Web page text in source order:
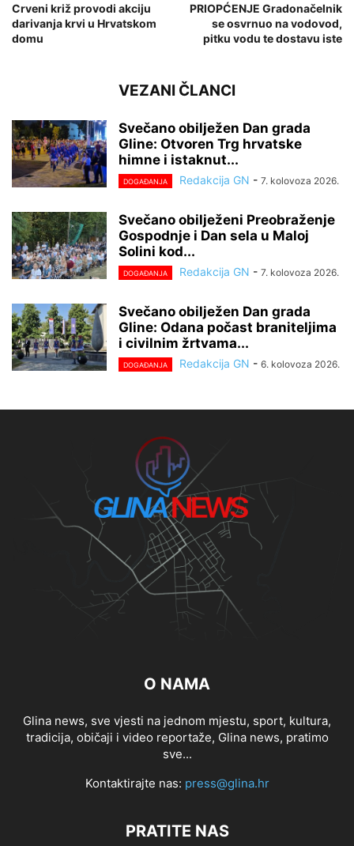
Crveni križ provodi akciju
darivanja krvi u Hrvatskom
domu
PRIOPĆENJE Gradonačelnik
se osvrnuo na vodovod,
pitku vodu te dostavu iste
VEZANI ČLANCI
Svečano obilježen Dan grada
Gline: Otvoren Trg hrvatske
himne i istaknut...
DOGAĐANJA Redakcija GN - 7. kolovoza 2026.
Svečano obilježeni Preobraženje
Gospodnje i Dan sela u Maloj
Solini kod...
DOGAĐANJA Redakcija GN - 7. kolovoza 2026.
Svečano obilježen Dan grada
Gline: Odana počast braniteljima
i civilnim žrtvama...
DOGAĐANJA Redakcija GN - 6. kolovoza 2026.
O NAMA
Glina news, sve vjesti na jednom mjestu, sport, kultura,
tradicija, običaji i video reportaže, Glina news, pratimo
sve...
Kontaktirajte nas: press@glina.hr
PRATITE NAS